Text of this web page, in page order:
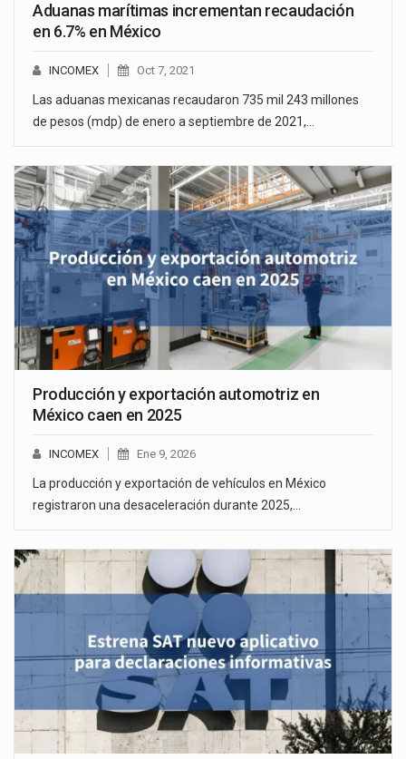
Aduanas marítimas incrementan recaudación
en 6.7% en México
INCOMEX Oct 7, 2021
Las aduanas mexicanas recaudaron 735 mil 243 millones
de pesos (mdp) de enero a septiembre de 2021,…
Producción y exportación automotriz en
México caen en 2025
INCOMEX Ene 9, 2026
La producción y exportación de vehículos en México
registraron una desaceleración durante 2025,…